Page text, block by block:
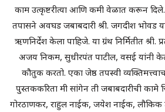
काम उत्कृष्टरीत्या आणि कमी वेळात करून
तपासने अवघड जबाबदारी श्री. जगदीश भोवड
ऋणनिर्देश केला पाहिजे. या ग्रंथ निर्मितीत
अजय निकम, सुधीरपंत पाटील, वसई यांनी
कौतुक करतो. एका जेष्ठ तपस्वी
पुस्तककरिता मी सांगेन ती जबाबदारीची कामे
गोरठाणकर, राहुल नाईक, जयेश नाईक, लौकिक